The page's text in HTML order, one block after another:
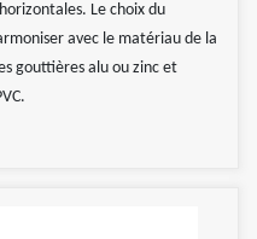
Le choix du
avec le matériau de la
gouttières alu ou zinc et